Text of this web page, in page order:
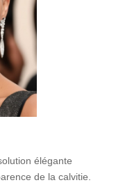
élégante
de la calvitie.